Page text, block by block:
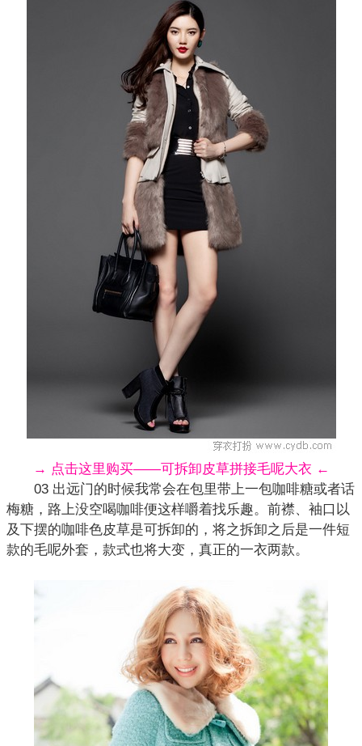
→ 点击这里购买——可拆卸皮草拼接毛呢大衣 ←
03 出远门的时候我常会在包里带上一包咖啡糖或者话
梅糖，路上没空喝咖啡便这样嚼着找乐趣。前襟、袖口以
及下摆的咖啡色皮草是可拆卸的，将之拆卸之后是一件短
款的毛呢外套，款式也将大变，真正的一衣两款。